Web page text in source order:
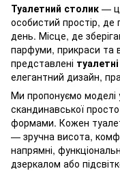
Туалетний столик —
особистий простір, де
день. Місце, де
парфуми, прикраси та
представлені
елегантний дизайн,
Ми пропонуємо моделі
скандинавської
формами. Кожен
— зручна висота,
напрямні,
дзеркалом або